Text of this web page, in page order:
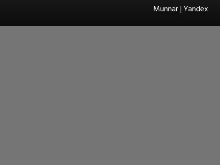
Munnar | Yandex